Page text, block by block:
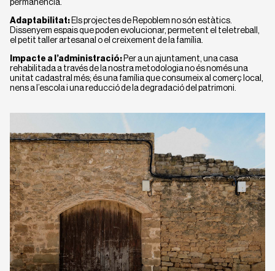
permanència.
Adaptabilitat: Els projectes de Repoblem no són estàtics.
Dissenyem espais que poden evolucionar, permetent el teletreball,
el petit taller artesanal o el creixement de la família.
Impacte a l’administració: Per a un ajuntament, una casa
rehabilitada a través de la nostra metodologia no és només una
unitat cadastral més; és una família que consumeix al comerç local,
nens a l’escola i una reducció de la degradació del patrimoni.